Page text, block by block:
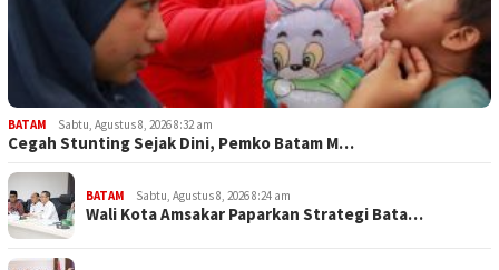
BATAM Sabtu, Agustus 8, 2026 8:32 am
Cegah Stunting Sejak Dini, Pemko Batam M…
BATAM Sabtu, Agustus 8, 2026 8:24 am
Wali Kota Amsakar Paparkan Strategi Bata…